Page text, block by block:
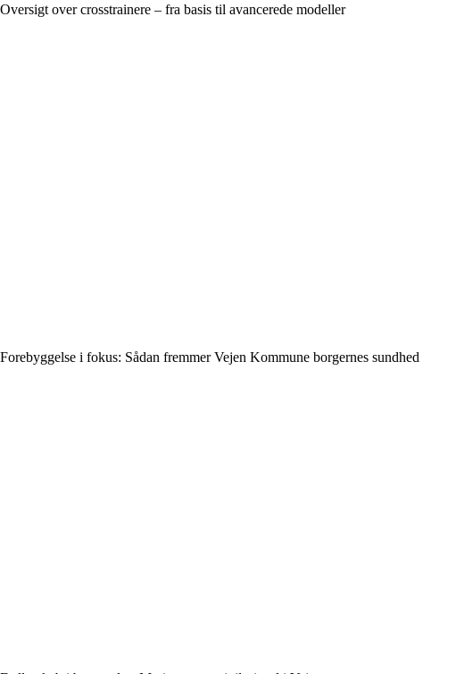
Oversigt over crosstrainere – fra basis til avancerede modeller
Forebyggelse i fokus: Sådan fremmer Vejen Kommune borgernes sundhed